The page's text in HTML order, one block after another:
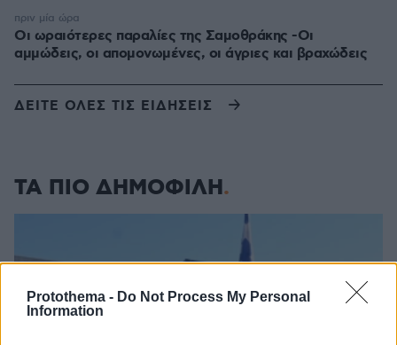
Protothema - Do Not Process My Personal
Information
Οι ωραιότερες παραλίες της Σαμοθράκης -Οι
αμμώδεις, οι απομονωμένες, οι άγριες και βραχώδεις
πριν μία ώρα
ΔΕΙΤΕ ΟΛΕΣ ΤΙΣ ΕΙΔΗΣΕΙΣ
ΤΑ ΠΙΟ ΔΗΜΟΦΙΛΗ